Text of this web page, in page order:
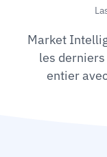
Market
les
entier